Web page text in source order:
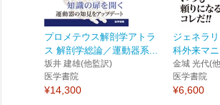
プロメテウス解剖学アトラ
ス 解剖学総論／運動器系...
坂井 建雄(他監訳)
医学書院
¥14,300
ジェネラ
科外来マ
金城 光代(
医学書院
¥6,600